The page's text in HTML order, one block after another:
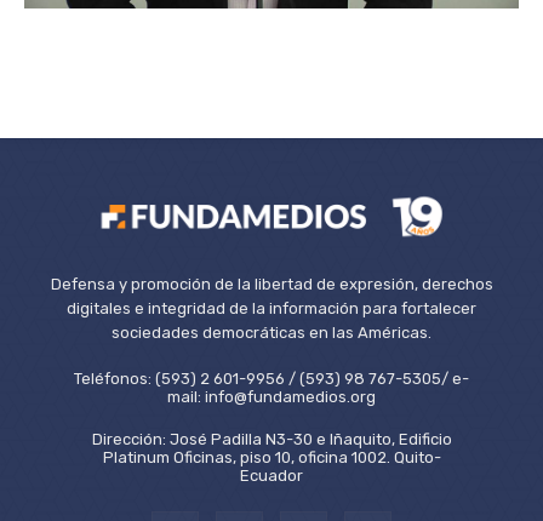
Defensa y promoción de la libertad de expresión, derechos
digitales e integridad de la información para fortalecer
sociedades democráticas en las Américas.
Teléfonos: (593) 2 601-9956 / (593) 98 767-5305/ e-
mail: info@fundamedios.org
Dirección: José Padilla N3-30 e Iñaquito, Edificio
Platinum Oficinas, piso 10, oficina 1002. Quito-
Ecuador